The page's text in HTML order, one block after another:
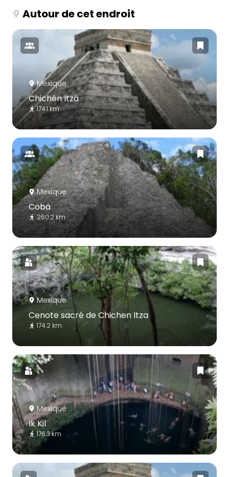
Autour de cet endroit
Mexique
Chichén Itzá
174.1 km
Mexique
Cobá
260.2 km
Mexique
Cenote sacré de Chichen Itza
174.2 km
Mexique
Ik Kil
176.3 km